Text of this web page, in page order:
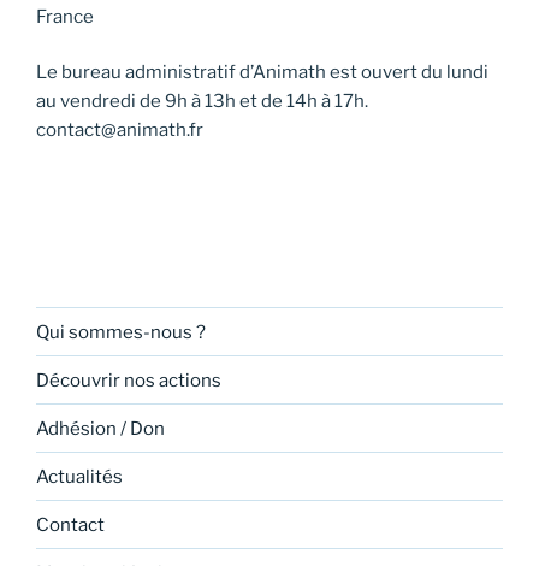
France
Le bureau administratif d’Animath est ouvert du lundi
au vendredi de 9h à 13h et de 14h à 17h.
contact@animath.fr
Qui sommes-nous ?
Découvrir nos actions
Adhésion / Don
Actualités
Contact